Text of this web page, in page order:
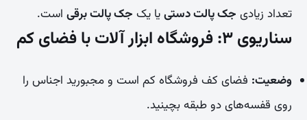
تعداد زیادی جک پالت دستییا یک جک پالت برقی است.
سناریوی ۳: فروشگاه ابزار آلات با فضای کم
وضعیت: فضای کف فروشگاه کم است و مجبورید اجناس را
روی قفسه‌های دو طبقه بچینید.